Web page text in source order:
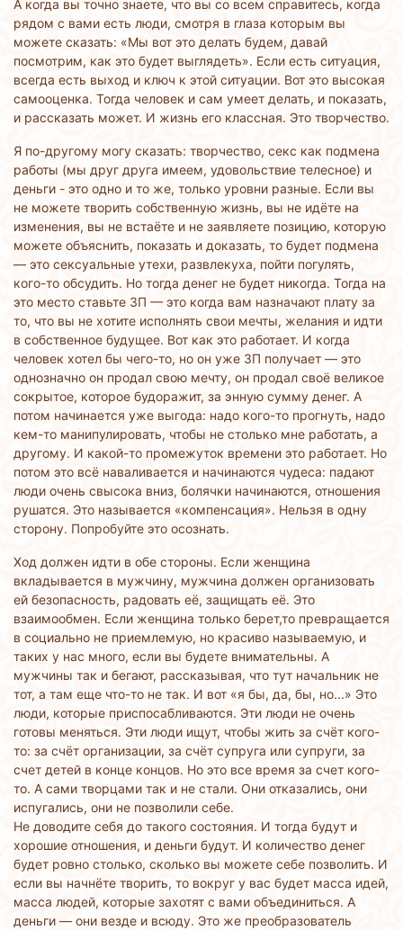
А когда вы точно знаете, что вы со всем справитесь, когда
рядом с вами есть люди, смотря в глаза которым вы
можете сказать: «Мы вот это делать будем, давай
посмотрим, как это будет выглядеть». Если есть ситуация,
всегда есть выход и ключ к этой ситуации. Вот это высокая
самооценка. Тогда человек и сам умеет делать, и показать,
и рассказать может. И жизнь его классная. Это творчество.
Я по-другому могу сказать: творчество, секс как подмена
работы (мы друг друга имеем, удовольствие телесное) и
деньги - это одно и то же, только уровни разные. Если вы
не можете творить собственную жизнь, вы не идёте на
изменения, вы не встаёте и не заявляете позицию, которую
можете объяснить, показать и доказать, то будет подмена
— это сексуальные утехи, развлекуха, пойти погулять,
кого-то обсудить. Но тогда денег не будет никогда. Тогда на
это место ставьте ЗП — это когда вам назначают плату за
то, что вы не хотите исполнять свои мечты, желания и идти
в собственное будущее. Вот как это работает. И когда
человек хотел бы чего-то, но он уже ЗП получает — это
однозначно он продал свою мечту, он продал своё великое
сокрытое, которое будоражит, за энную сумму денег. А
потом начинается уже выгода: надо кого-то прогнуть, надо
кем-то манипулировать, чтобы не столько мне работать, а
другому. И какой-то промежуток времени это работает. Но
потом это всё наваливается и начинаются чудеса: падают
люди очень свысока вниз, болячки начинаются, отношения
рушатся. Это называется «компенсация». Нельзя в одну
сторону. Попробуйте это осознать.
Ход должен идти в обе стороны. Если женщина
вкладывается в мужчину, мужчина должен организовать
ей безопасность, радовать её, защищать её. Это
взаимообмен. Если женщина только берет,то превращается
в социально не приемлемую, но красиво называемую, и
таких у нас много, если вы будете внимательны. А
мужчины так и бегают, рассказывая, что тут начальник не
тот, а там еще что-то не так. И вот «я бы, да, бы, но...» Это
люди, которые приспосабливаются. Эти люди не очень
готовы меняться. Эти люди ищут, чтобы жить за счёт кого-
то: за счёт организации, за счёт супруга или супруги, за
счет детей в конце концов. Но это все время за счет кого-
то. А сами творцами так и не стали. Они отказались, они
испугались, они не позволили себе.
Не доводите себя до такого состояния. И тогда будут и
хорошие отношения, и деньги будут. И количество денег
будет ровно столько, сколько вы можете себе позволить. И
если вы начнёте творить, то вокруг у вас будет масса идей,
масса людей, которые захотят с вами объединиться. А
деньги — они везде и всюду. Это же преобразователь